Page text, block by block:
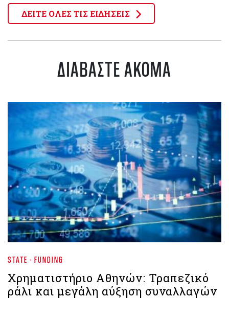
ΔΕΙΤΕ ΟΛΕΣ ΤΙΣ ΕΙΔΗΣΕΙΣ
ΔΙΑΒΑΣΤΕ ΑΚΟΜΑ
STATE - FUNDING
Χρηματιστήριο Aθηνών: Τραπεζικό
ράλι και μεγάλη αύξηση συναλλαγών